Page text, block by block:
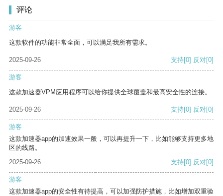
评论
游客
这款软件的功能非常全面，可以满足我所有需求。
2025-09-26 支持[0] 反对[0]
游客
这款加速器VPM应用程序可以给你提供全球覆盖和最高安全性的连接。
2025-09-26 支持[0] 反对[0]
游客
这款加速器app的加速效果一般，可以再提升一下，比如能够支持更多地
区的线路。
2025-09-26
支持[0] 反对[0]
游客
这款加速器app的安全性有待提高，可以加强防护措施，比如增加双重验